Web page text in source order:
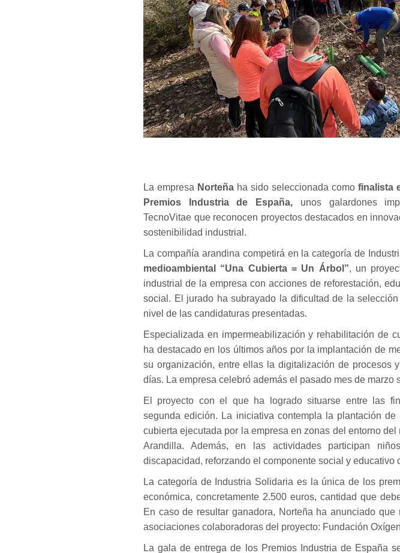
La empresa Norteña ha sido seleccionada como finalista
Premios Industria de España, unos galardones
TecnoVitae que reconocen proyectos destacados en
sostenibilidad industrial.
La compañía arandina competirá en la categoría de
medioambiental “Una Cubierta = Un Árbol”, un
industrial de la empresa con acciones de reforestación,
social. El jurado ha subrayado la dificultad de la
nivel de las candidaturas presentadas.
Especializada en impermeabilización y rehabilitación de
ha destacado en los últimos años por la implantación de
su organización, entre ellas la digitalización de procesos
días. La empresa celebró además el pasado mes de marzo
El proyecto con el que ha logrado situarse entre las
segunda edición. La iniciativa contempla la plantación
cubierta ejecutada por la empresa en zonas del entorno
Arandilla. Además, en las actividades participan
discapacidad, reforzando el componente social y educativo
La categoría de Industria Solidaria es la única de los
económica, concretamente 2.500 euros, cantidad que
En caso de resultar ganadora, Norteña ha anunciado
asociaciones colaboradoras del proyecto: Fundación
La gala de entrega de los Premios Industria de España